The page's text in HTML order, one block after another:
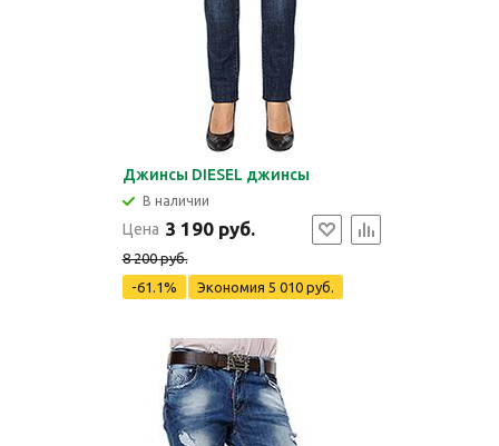
Джинсы DIESEL джинсы
В наличии
Цена 3 190 руб.
8 200 руб.
-61.1%
Экономия 5 010 руб.